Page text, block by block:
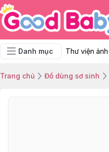
Danh mục Thư viện ảnh
Trang chủ Đồ dùng sơ sinh